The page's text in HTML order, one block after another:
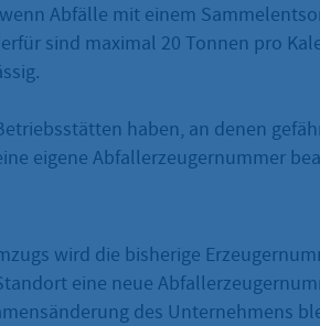
Abfälle mit einem
sind maximal 20 Tonnen pro
haben, an denen
eigene Abfallerzeugernummer
wird die bisherige
eine neue
des Unternehmens